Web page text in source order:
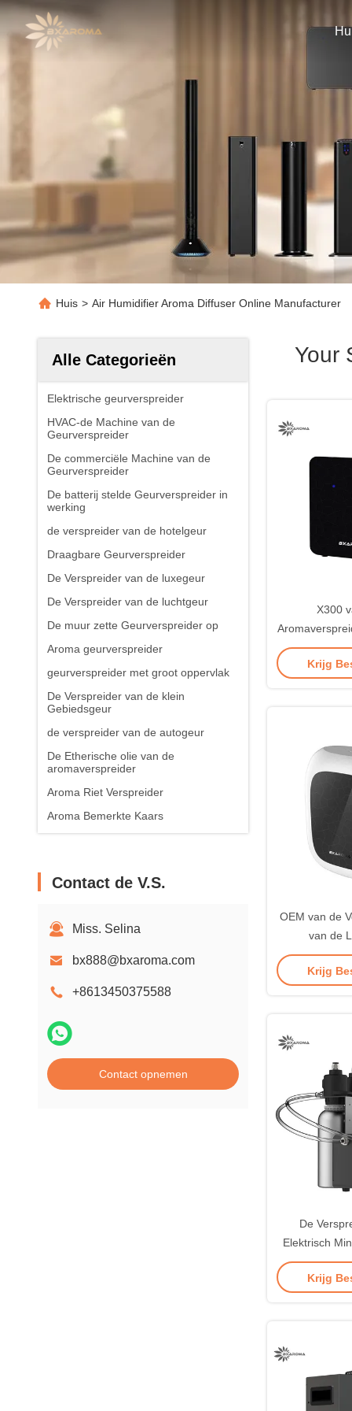
Huis > Air Humidifier Aroma Diffuser Online Manufacturer
Alle Categorieën
Elektrische geurverspreider
HVAC-de Machine van de
Geurverspreider
De commerciële Machine van de
Geurverspreider
De batterij stelde Geurverspreider in
werking
de verspreider van de hotelgeur
Draagbare Geurverspreider
De Verspreider van de luxegeur
De Verspreider van de luchtgeur
De muur zette Geurverspreider op
Aroma geurverspreider
geurverspreider met groot oppervlak
De Verspreider van de klein
Gebiedsgeur
de verspreider van de autogeur
De Etherische olie van de
aromaverspreider
Aroma Riet Verspreider
Aroma Bemerkte Kaars
Contact de V.S.
Miss. Selina
bx888@bxaroma.com
+8613450375588
Contact opnemen
Your
X300
van de de
Krijg
OEM van de
van de
Krijg
De
Elektrisch
Customized
Krijg